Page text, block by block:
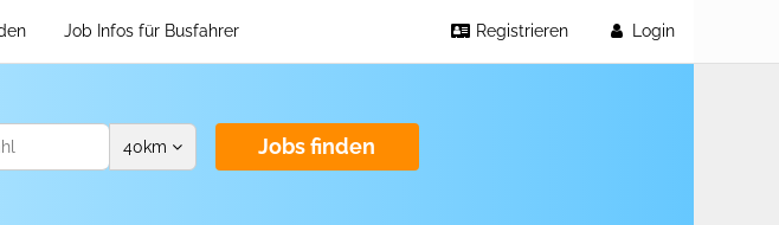
Job Infos für Busfahrer Login
Registrieren
40km Jobs finden